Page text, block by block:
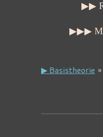
▶▶
▶▶▶
▶ Basistheorie »